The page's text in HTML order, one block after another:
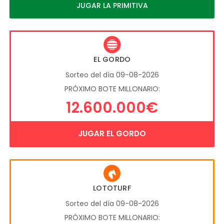
JUGAR LA PRIMITIVA
EL GORDO
Sorteo del día 09-08-2026
PRÓXIMO BOTE MILLONARIO:
12.600.000€
JUGAR EL GORDO
LOTOTURF
Sorteo del día 09-08-2026
PRÓXIMO BOTE MILLONARIO: